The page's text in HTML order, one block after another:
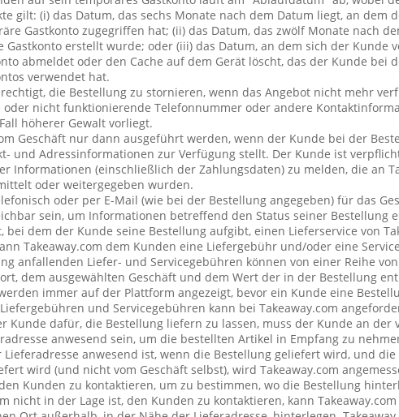
gilt: (i) das Datum, das sechs Monate nach dem Datum liegt, an dem
Gastkonto zugegriffen hat; (ii) das Datum, das zwölf Monate nach
Gastkonto erstellt wurde; oder (iii) das Datum, an dem sich der Kunde
abmeldet oder den Cache auf dem Gerät löscht, das der Kunde bei
verwendet hat.
die Bestellung zu stornieren, wenn das Angebot nicht mehr
oder nicht funktionierende Telefonnummer oder andere
höherer Gewalt vorliegt.
Geschäft nur dann ausgeführt werden, wenn der Kunde bei der
und Adressinformationen zur Verfügung stellt. Der Kunde ist
Informationen (einschließlich der Zahlungsdaten) zu melden, die an
oder weitergegeben wurden.
oder per E-Mail (wie bei der Bestellung angegeben) für das
sein, um Informationen betreffend den Status seiner Bestellung
bei dem der Kunde seine Bestellung aufgibt, einen Lieferservice von
Takeaway.com dem Kunden eine Liefergebühr und/oder eine
anfallenden Liefer- und Servicegebühren können von einer Reihe
dem ausgewählten Geschäft und dem Wert der in der Bestellung
immer auf der Plattform angezeigt, bevor ein Kunde eine
und Servicegebühren kann bei Takeaway.com
Kunde dafür, die Bestellung liefern zu lassen, muss der Kunde an der
anwesend sein, um die bestellten Artikel in Empfang zu
anwesend ist, wenn die Bestellung geliefert wird, und die
wird (und nicht vom Geschäft selbst), wird Takeaway.com
Kunden zu kontaktieren, um zu bestimmen, wo die Bestellung
nicht in der Lage ist, den Kunden zu kontaktieren, kann